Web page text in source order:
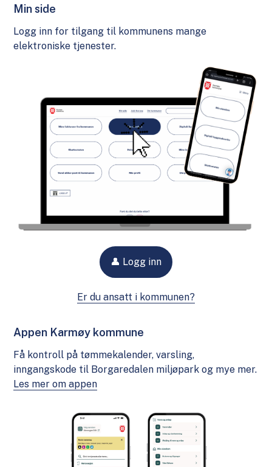
Min side
Logg inn for tilgang til kommunens mange
elektroniske tjenester.
👤 Logg inn
Er du ansatt i kommunen?
Appen Karmøy kommune
Få kontroll på tømmekalender, varsling,
inngangskode til Borgaredalen miljøpark og mye mer.
Les mer om appen